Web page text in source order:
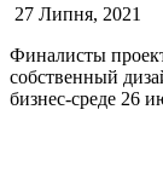
27 Липня, 2021
Финалисты
собственный
бизнес-среде 26